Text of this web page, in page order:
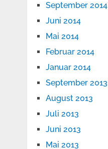
September 2014
Juni 2014
Mai 2014
Februar 2014
Januar 2014
September 2013
August 2013
Juli 2013
Juni 2013
Mai 2013